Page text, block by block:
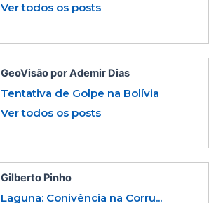
Ver todos os posts
GeoVisão por Ademir Dias
Tentativa de Golpe na Bolívia
Ver todos os posts
Gilberto Pinho
Laguna: Conivência na Corru...